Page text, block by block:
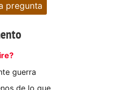
pregunta
guerra